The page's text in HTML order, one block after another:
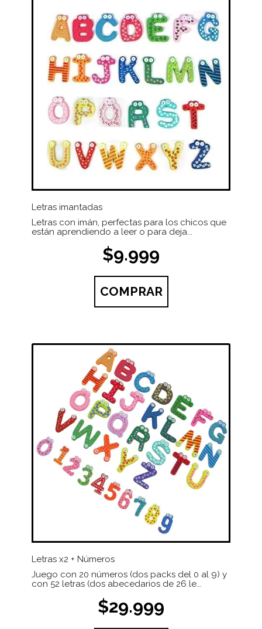
Letras imantadas
Letras con imán, perfectas para los chicos que
están aprendiendo a leer o para deja...
$9.999
COMPRAR
Letras x2 + Números
Juego con 20 números (dos packs del 0 al 9) y
con 52 letras (dos abecedarios de 26 le...
$29.999